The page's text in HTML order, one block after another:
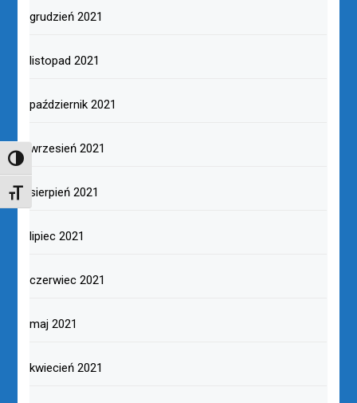
TOGGLE HIGH CONTRAST
TOGGLE FONT SIZE
grudzień 2021
listopad 2021
październik 2021
wrzesień 2021
sierpień 2021
lipiec 2021
czerwiec 2021
maj 2021
kwiecień 2021